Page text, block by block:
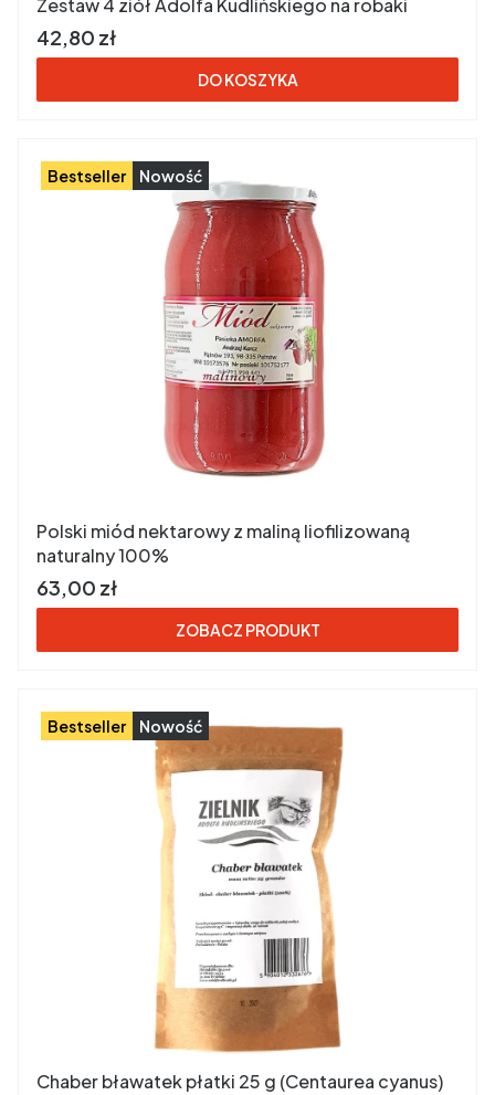
Zestaw 4 ziół Adolfa Kudlińskiego na robaki
Cena brutto
42,80 zł
DO KOSZYKA
Bestseller Nowość
Polski miód nektarowy z maliną liofilizowaną
naturalny 100%
Cena brutto
63,00 zł
ZOBACZ PRODUKT
Bestseller Nowość
Chaber bławatek płatki 25 g (Centaurea cyanus)